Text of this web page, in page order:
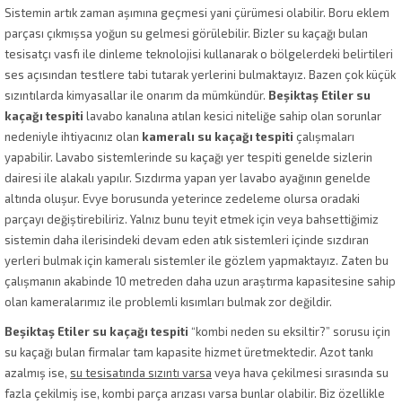
Sistemin artık zaman aşımına geçmesi yani çürümesi olabilir. Boru eklem
parçası çıkmışsa yoğun su gelmesi görülebilir. Bizler su kaçağı bulan
tesisatçı vasfı ile dinleme teknolojisi kullanarak o bölgelerdeki belirtileri
ses açısından testlere tabi tutarak yerlerini bulmaktayız. Bazen çok küçük
sızıntılarda kimyasallar ile onarım da mümkündür. Beşiktaş Etiler su
kaçağı tespiti lavabo kanalına atılan kesici niteliğe sahip olan sorunlar
nedeniyle ihtiyacınız olan kameralı su kaçağı tespiti çalışmaları
yapabilir. Lavabo sistemlerinde su kaçağı yer tespiti genelde sizlerin
dairesi ile alakalı yapılır. Sızdırma yapan yer lavabo ayağının genelde
altında oluşur. Evye borusunda yeterince zedeleme olursa oradaki
parçayı değiştirebiliriz. Yalnız bunu teyit etmek için veya bahsettiğimiz
sistemin daha ilerisindeki devam eden atık sistemleri içinde sızdıran
yerleri bulmak için kameralı sistemler ile gözlem yapmaktayız. Zaten bu
çalışmanın akabinde 10 metreden daha uzun araştırma kapasitesine sahip
olan kameralarımız ile problemli kısımları bulmak zor değildir.
Beşiktaş Etiler su kaçağı tespiti “kombi neden su eksiltir?” sorusu için
su kaçağı bulan firmalar tam kapasite hizmet üretmektedir. Azot tankı
azalmış ise, su tesisatında sızıntı varsa veya hava çekilmesi sırasında su
fazla çekilmiş ise, kombi parça arızası varsa bunlar olabilir. Biz özellikle